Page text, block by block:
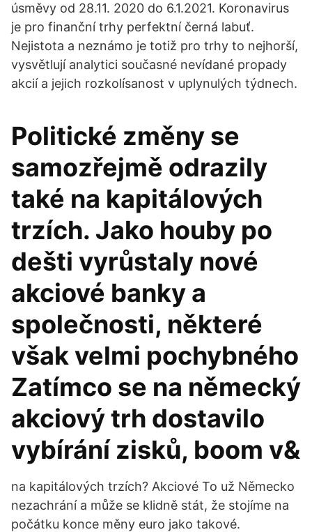
úsměvy od 28.11. 2020 do 6.1.2021. Koronavirus
je pro finanční trhy perfektní černá labuť.
Nejistota a neznámo je totiž pro trhy to nejhorší,
vysvětlují analytici současné nevídané propady
akcií a jejich rozkolísanost v uplynulých týdnech.
Politické změny se
samozřejmě odrazily
také na kapitálových
trzích. Jako houby po
dešti vyrůstaly nové
akciové banky a
společnosti, některé
však velmi pochybného
Zatímco se na německý
akciový trh dostavilo
vybírání zisků, boom v&
na kapitálových trzích? Akciové To už Německo
nezachrání a může se klidně stát, že stojíme na
počátku konce měny euro jako takové.